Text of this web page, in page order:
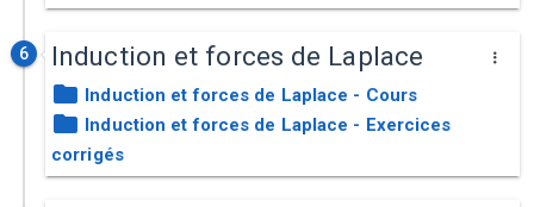
6 Induction et forces de Laplace
Induction et forces de Laplace - Cours
Induction et forces de Laplace - Exercices
corrigés